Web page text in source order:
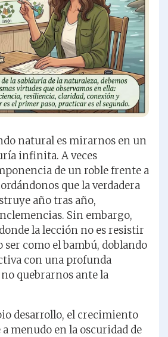
natural es mirarnos en un
infinita. A veces
de un roble frente a
que la verdadera
año tras año,
Sin embargo,
la lección no es resistir
ser como el bambú, doblando
con una profunda
quebrarnos ante la
desarrollo, el crecimiento
menudo en la oscuridad de